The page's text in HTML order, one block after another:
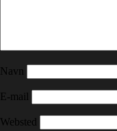
Navn
E-mail
Websted